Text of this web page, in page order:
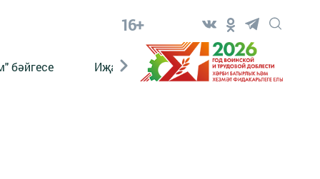
16+
бәйгесе Иҗат Реклама Онлайн